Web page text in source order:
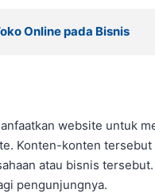
Online pada Bisnis
website untuk
Konten-konten
atau bisnis
pengunjungnya.